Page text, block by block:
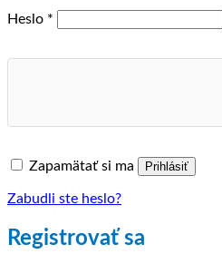
Heslo *
Zapamätať si ma Prihlásiť
Zabudli ste heslo?
Registrovať sa